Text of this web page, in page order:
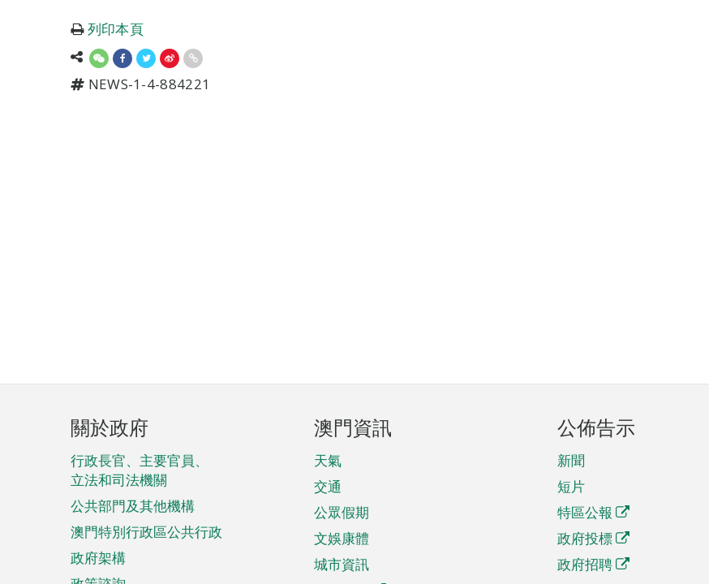
列印本頁
NEWS-1-4-884221
頁
腳
菜
單
關於政府
行政長官、主要官員、
立法和司法機關
公共部門及其他機構
澳門特別行政區公共行政
政府架構
澳門資訊
天氣
交通
公眾假期
文娛康體
城市資訊
公佈告示
新聞
短片
特區公報
政府投標
政府招聘